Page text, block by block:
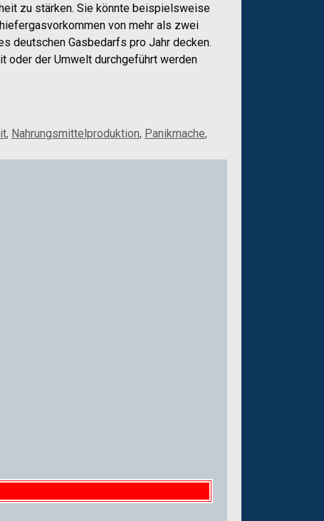
zu stärken. Sie könnte beispielsweise
von mehr als zwei
deutschen Gasbedarfs pro Jahr decken.
oder der Umwelt durchgeführt werden
, Nahrungsmittelproduktion, Panikmache,